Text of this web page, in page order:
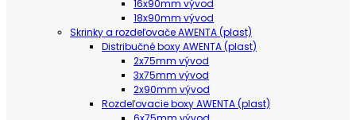
16x90mm vývod
18x90mm vývod
Skrinky a rozdeľovače AWENTA (plast)
Distribučné boxy AWENTA (plast)
2x75mm vývod
3x75mm vývod
2x90mm vývod
Rozdeľovacie boxy AWENTA (plast)